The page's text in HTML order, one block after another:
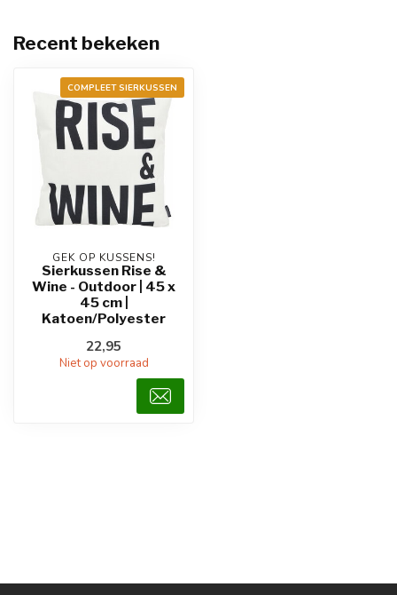
Recent bekeken
COMPLEET SIERKUSSEN
GEK OP KUSSENS!
Sierkussen Rise &
Wine - Outdoor | 45 x
45 cm |
Katoen/Polyester
22,95
Niet op voorraad